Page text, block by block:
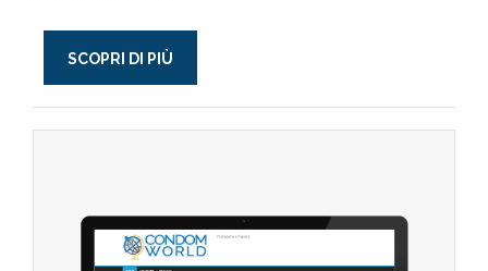
SCOPRI DI PIÙ